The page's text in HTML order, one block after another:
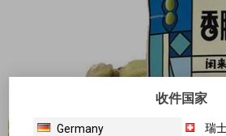
收件国家
Germany
瑞